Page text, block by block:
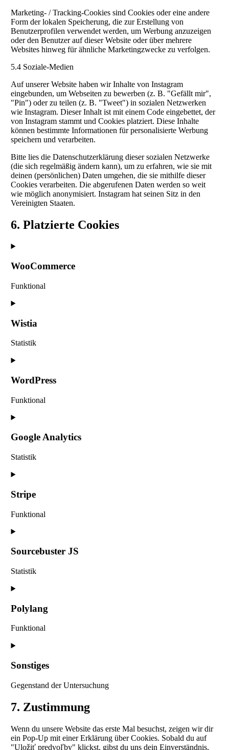
Marketing- / Tracking-Cookies sind Cookies oder eine andere
Form der lokalen Speicherung, die zur Erstellung von
Benutzerprofilen verwendet werden, um Werbung anzuzeigen
oder den Benutzer auf dieser Website oder über mehrere
Websites hinweg für ähnliche Marketingzwecke zu verfolgen.
5.4 Soziale-Medien
Auf unserer Website haben wir Inhalte von Instagram
eingebunden, um Webseiten zu bewerben (z. B. "Gefällt mir",
"Pin") oder zu teilen (z. B. "Tweet") in sozialen Netzwerken
wie Instagram. Dieser Inhalt ist mit einem Code eingebettet, der
von Instagram stammt und Cookies platziert. Diese Inhalte
können bestimmte Informationen für personalisierte Werbung
speichern und verarbeiten.
Bitte lies die Datenschutzerklärung dieser sozialen Netzwerke
(die sich regelmäßig ändern kann), um zu erfahren, wie sie mit
deinen (persönlichen) Daten umgehen, die sie mithilfe dieser
Cookies verarbeiten. Die abgerufenen Daten werden so weit
wie möglich anonymisiert. Instagram hat seinen Sitz in den
Vereinigten Staaten.
6. Platzierte Cookies
WooCommerce
Funktional
Consent
service
Wistia
Statistik
Consent
service
WordPress
Funktional
Consent
service
wordpress
Google Analytics
Statistik
Consent
service
google-
analytics
Stripe
Funktional
Consent
service
Sourcebuster JS
Statistik
Consent
service
sourcebuster-
js
Polylang
Funktional
Consent
service
polylang
Sonstiges
Gegenstand der Untersuchung
Consent
to
sonstiges
7. Zustimmung
Wenn du unsere Website das erste Mal besuchst, zeigen wir dir
ein Pop-Up mit einer Erklärung über Cookies. Sobald du auf
"Uložiť predvoľby" klickst, gibst du uns dein Einverständnis,